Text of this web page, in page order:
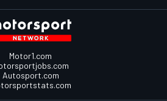
Motor1.com
Autosport.com